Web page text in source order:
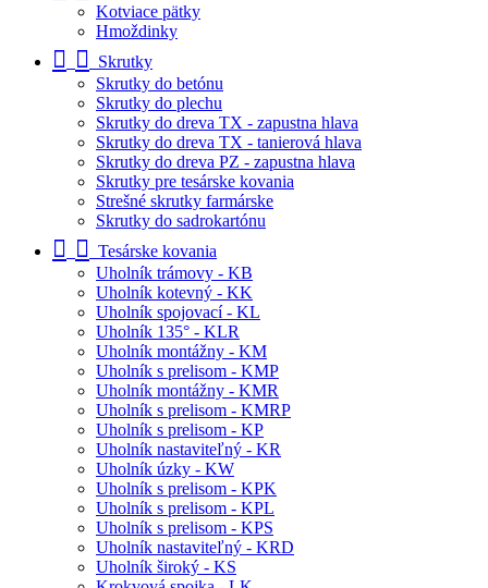
Kotviace pätky
Hmoždinky
Skrutky
Skrutky do betónu
Skrutky do plechu
Skrutky do dreva TX - zapustna hlava
Skrutky do dreva TX - tanierová hlava
Skrutky do dreva PZ - zapustna hlava
Skrutky pre tesárske kovania
Strešné skrutky farmárske
Skrutky do sadrokartónu
Tesárske kovania
Uholník trámovy - KB
Uholník kotevný - KK
Uholník spojovací - KL
Uholník 135° - KLR
Uholník montážny - KM
Uholník s prelisom - KMP
Uholník montážny - KMR
Uholník s prelisom - KMRP
Uholník s prelisom - KP
Uholník nastaviteľný - KR
Uholník úzky - KW
Uholník s prelisom - KPK
Uholník s prelisom - KPL
Uholník s prelisom - KPS
Uholník nastaviteľný - KRD
Uholník široký - KS